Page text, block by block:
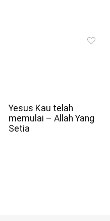
Yesus Kau telah
memulai – Allah Yang
Setia